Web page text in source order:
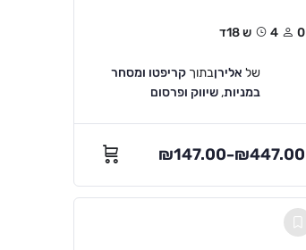
0 4ש 18ד
של אלירןבתוך קריפטו ומסחר
במניות, שיווק ופרסום
₪147.00–₪447.00